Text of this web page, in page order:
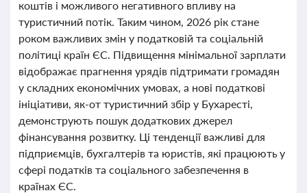
коштів і можливого негативного впливу на
туристичний потік. Таким чином, 2026 рік стане
роком важливих змін у податковій та соціальній
політиці країн ЄС. Підвищення мінімальної зарплати
відображає прагнення урядів підтримати громадян
у складних економічних умовах, а нові податкові
ініціативи, як-от туристичний збір у Бухаресті,
демонструють пошук додаткових джерел
фінансування розвитку. Ці тенденції важливі для
підприємців, бухгалтерів та юристів, які працюють у
сфері податків та соціального забезпечення в
країнах ЄС.